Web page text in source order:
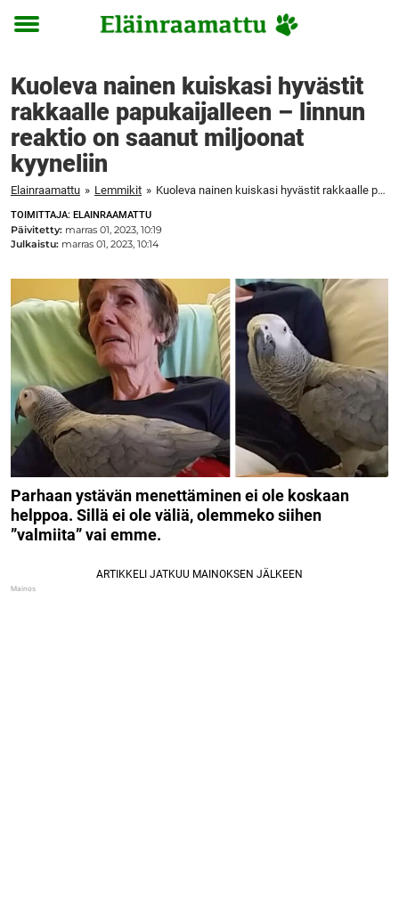
Toggle
Kuoleva nainen kuiskasi hyvästit
rakkaalle papukaijalleen – linnun
reaktio on saanut miljoonat
kyyneliin
Elainraamattu » Lemmikit » Kuoleva nainen kuiskasi hyvästit rakkaalle papukaijalleen – linnun reaktio on saanut miljoonat kyyneliin
TOIMITTAJA: ELAINRAAMATTU
Päivitetty: marras 01, 2023, 10:19
Julkaistu: marras 01, 2023, 10:14
Parhaan ystävän menettäminen ei ole koskaan
helppoa. Sillä ei ole väliä, olemmeko siihen
”valmiita” vai emme.